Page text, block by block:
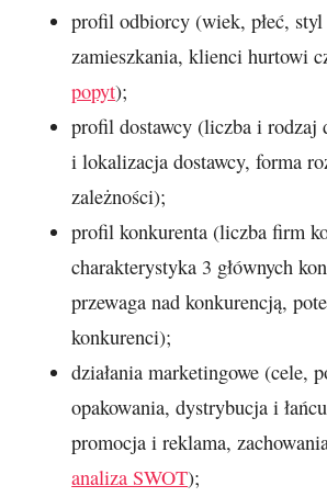
profil odbiorcy (wiek, płeć,
zamieszkania, klienci hurtowi
popyt);
profil dostawcy (liczba i rodzaj
i lokalizacja dostawcy, forma
zależności);
profil konkurenta (liczba firm
charakterystyka 3 głównych
przewaga nad konkurencją,
konkurenci);
działania marketingowe (cele,
opakowania, dystrybucja i
promocja i reklama,
analiza SWOT);